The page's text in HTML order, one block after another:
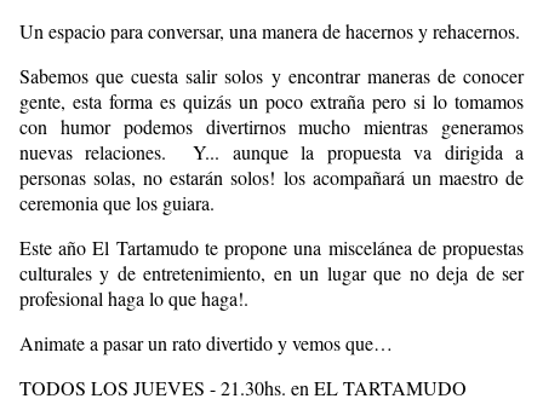
Un espacio para conversar, una manera de hacernos y rehacernos.
Sabemos que cuesta salir solos y encontrar maneras de conocer
gente, esta forma es quizás un poco extraña pero si lo tomamos
con humor podemos divertirnos mucho mientras generamos
nuevas relaciones. Y... aunque la propuesta va dirigida a
personas solas, no estarán solos! los acompañará un maestro de
ceremonia que los guiara.
Este año El Tartamudo te propone una miscelánea de propuestas
culturales y de entretenimiento, en un lugar que no deja de ser
profesional haga lo que haga!.
Animate a pasar un rato divertido y vemos que…
TODOS LOS JUEVES - 21.30hs. en EL TARTAMUDO